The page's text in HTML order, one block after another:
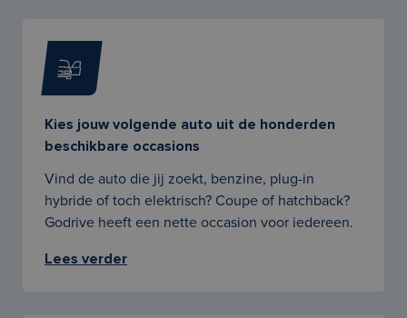
Kies jouw volgende auto uit de honderden
beschikbare occasions
Vind de auto die jij zoekt, benzine, plug-in
hybride of toch elektrisch? Coupe of hatchback?
Godrive heeft een nette occasion voor iedereen.
Lees verder